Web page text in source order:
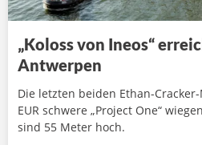
„Koloss von Ineos“
Antwerpen
Die letzten beiden Ethan-
EUR schwere „Project One“
sind 55 Meter hoch.